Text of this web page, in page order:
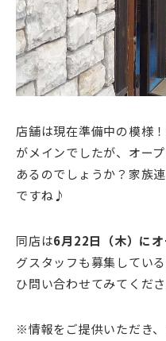
店舗は現在準備中の模様
がメインでしたが、オー
あるのでしょうか？家族
ですね♪
同店は6月22日（木）に
グスタッフも募集してい
ひ問い合わせてみてくだ
※情報をご提供いただき